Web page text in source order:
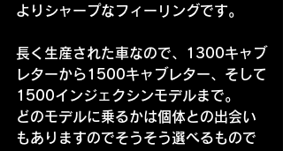
よりシャープなフィーリングです。
長く生産された車なので、1300キャブ
レターから1500キャブレター、そして
1500インジェクシンモデルまで。
どのモデルに乗るかは個体との出会い
もありますのでそうそう選べるもので